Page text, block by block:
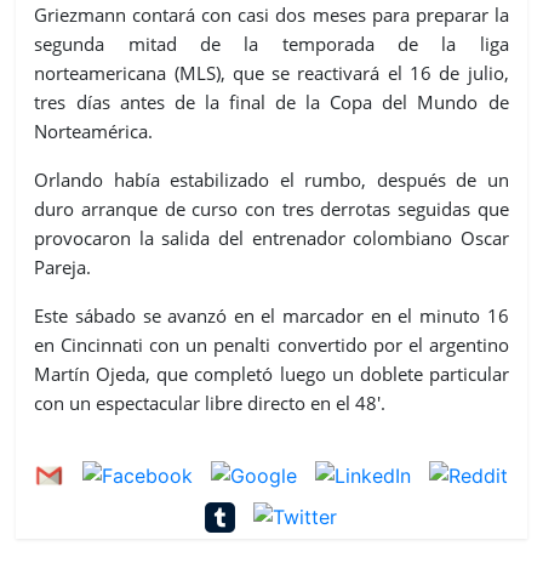
Griezmann contará con casi dos meses para preparar la
segunda mitad de la temporada de la liga
norteamericana (MLS), que se reactivará el 16 de julio,
tres días antes de la final de la Copa del Mundo de
Norteamérica.
Orlando había estabilizado el rumbo, después de un
duro arranque de curso con tres derrotas seguidas que
provocaron la salida del entrenador colombiano Oscar
Pareja.
Este sábado se avanzó en el marcador en el minuto 16
en Cincinnati con un penalti convertido por el argentino
Martín Ojeda, que completó luego un doblete particular
con un espectacular libre directo en el 48'.